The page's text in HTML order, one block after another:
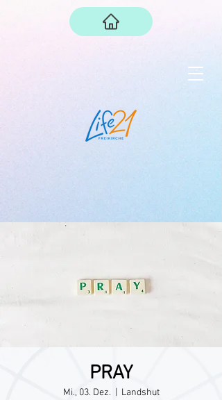
PRAY
Mi., 03. Dez. Landshut